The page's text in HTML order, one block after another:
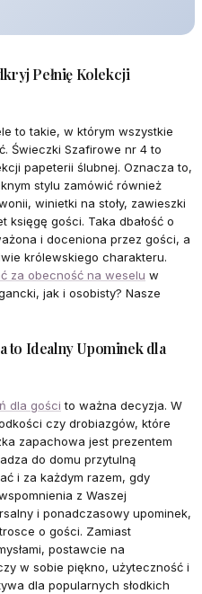
Pełnię Kolekcji
to takie, w którym wszystkie
Świeczki Szafirowe nr 4 to
papeterii ślubnej. Oznacza to,
stylu zamówić również
winietki na stoły, zawieszki
księgę gości. Taka dbałość o
i doceniona przez gości, a
królewskiego charakteru.
za obecność na weselu w
jak i osobisty? Nasze
to Idealny Upominek dla
dla gości to ważna decyzja. W
czy drobiazgów, które
zapachowa jest prezentem
do domu przytulną
i za każdym razem, gdy
z Waszej
i ponadczasowy upominek,
o gości. Zamiast
postawcie na
w sobie piękno, użyteczność i
dla popularnych słodkich